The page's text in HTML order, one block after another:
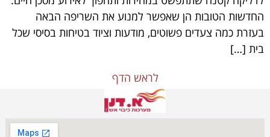
החדשות הטובות הן שאפשר למנוע את השריפה הבאה
בעזרת כמה צעדים פשוטים, מודעות וציוד בטיחות בסיסי שכל
בית […]
לראש הדף